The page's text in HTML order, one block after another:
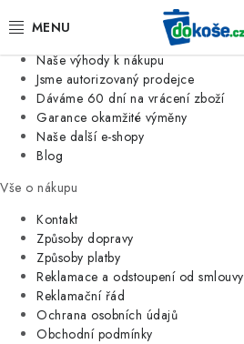
Jsme tradiční česká firma
Naše výhody k nákupu
Jsme autorizovaný prodejce
Dáváme 60 dní na vrácení zboží
Garance okamžité výměny
Naše další e-shopy
Blog
Vše o nákupu
Kontakt
Způsoby dopravy
Způsoby platby
Reklamace a odstoupení od smlouvy
Reklamační řád
Ochrana osobních údajů
Obchodní podmínky
KOŠE
SÁČKY
KUCHYNĚ
ORGANIZACE
DOMÁCNOST